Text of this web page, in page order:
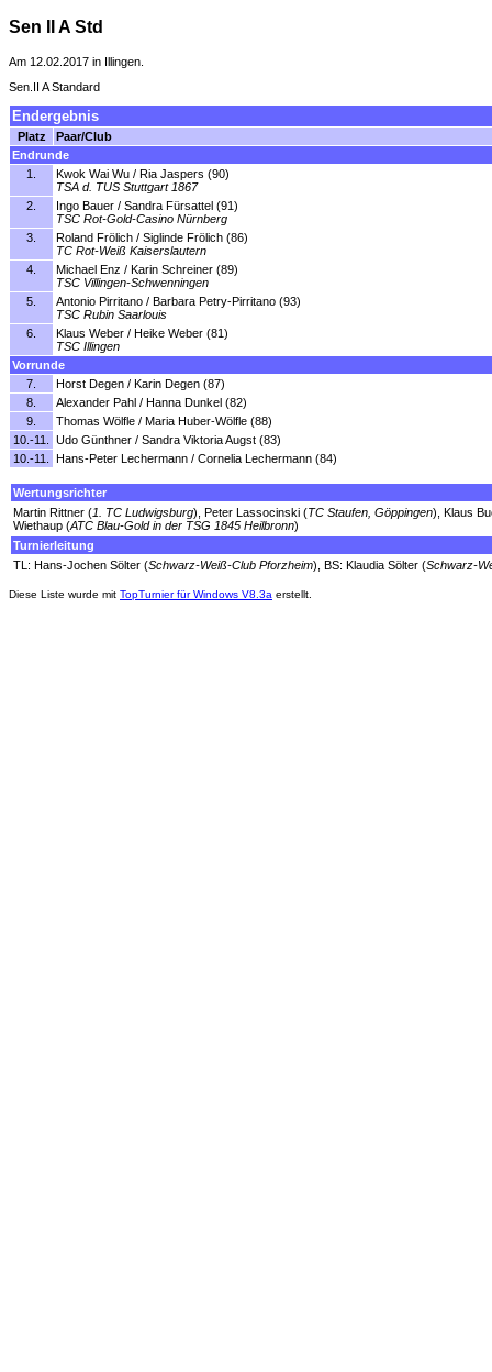
Sen II A Std
Am 12.02.2017 in Illingen.
Sen.II A Standard
Endergebnis
Platz
Paar/Club
Endrunde
1.
Kwok Wai Wu / Ria Jaspers (90)
TSA d. TUS Stuttgart 1867
2.
Ingo Bauer / Sandra Fürsattel (91)
TSC Rot-Gold-Casino Nürnberg
3.
Roland Frölich / Siglinde Frölich (86)
TC Rot-Weiß Kaiserslautern
4.
Michael Enz / Karin Schreiner (89)
TSC Villingen-Schwenningen
5.
Antonio Pirritano / Barbara Petry-Pirritano (93)
TSC Rubin Saarlouis
6.
Klaus Weber / Heike Weber (81)
TSC Illingen
Vorrunde
7.
Horst Degen / Karin Degen (87)
8.
Alexander Pahl / Hanna Dunkel (82)
9.
Thomas Wölfle / Maria Huber-Wölfle (88)
10.-11.
Udo Günthner / Sandra Viktoria Augst (83)
10.-11.
Hans-Peter Lechermann / Cornelia Lechermann (84)
Wertungsrichter
Martin Rittner (1. TC Ludwigsburg), Peter Lassocinski (TC Staufen, Göppingen), Klaus
Wiethaup (ATC Blau-Gold in der TSG 1845 Heilbronn)
Turnierleitung
TL: Hans-Jochen Sölter (Schwarz-Weiß-Club Pforzheim), BS: Klaudia Sölter (Schwarz-
Diese Liste wurde mit TopTurnier für Windows V8.3a erstellt.